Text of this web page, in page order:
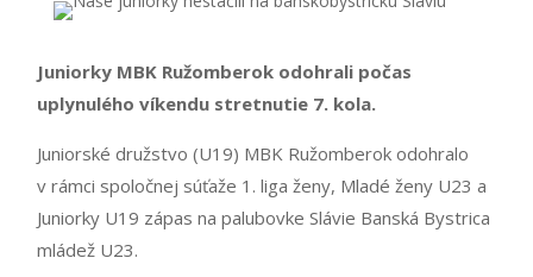
Juniorky MBK Ružomberok odohrali počas
uplynulého víkendu stretnutie 7. kola.
Juniorské družstvo (U19) MBK Ružomberok odohralo
v rámci spoločnej súťaže 1. liga ženy, Mladé ženy U23 a
Juniorky U19 zápas na palubovke Slávie Banská Bystrica
mládež U23.